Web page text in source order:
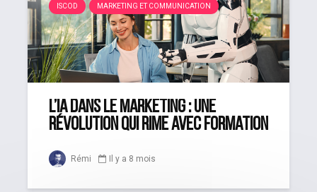
ISCOD MARKETING ET COMMUNICATION
L’IA dans le marketing : une
révolution qui rime avec formation
Rémi Il y a 8 mois